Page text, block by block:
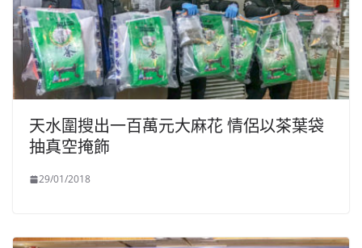
天水圍搜出一百萬元大麻花 情侶以茶葉袋
抽真空掩飾
29/01/2018